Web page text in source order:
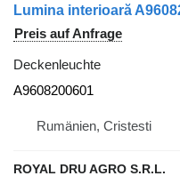
Preis auf Anfrage
Deckenleuchte
A9608200601
Rumänien, Cristesti
ROYAL DRU AGRO S.R.L.